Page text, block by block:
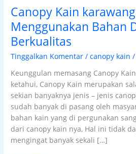
Canopy Kain
Menggunakan Bahan
Berkualitas
Tinggalkan Komentar /canopy kain
Keunggulan memasang Canopy
ketahui, Canopy Kain merupakan
sekian banyaknya jenis – jenis
sudah banyak di pasang oleh
bahan kain yang di pergunakan
dari canopy kain nya, Hal ini tidak
mengingat banyak sekali […]